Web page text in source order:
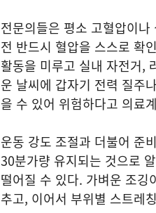
전문의들은 평소 고혈압이
전 반드시 혈압을 스스로 확
활동을 미루고 실내 자전거,
운 날씨에 갑자기 전력 질주
을 수 있어 위험하다고 의료
운동 강도 조절과 더불어 준
30분가량 유지되는 것으로
떨어질 수 있다. 가벼운 조깅
추고, 이어서 부위별 스트레